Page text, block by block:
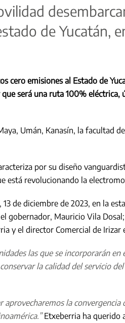
de Yucatán,
emisiones al Estado de
será una ruta 100%
Umán, Kanasín, la facultad
por su diseño
está revolucionando la
de diciembre de 2023, en la
gobernador, Mauricio Vila
y el director Comercial de
las que se incorporarán
la calidad del servicio
aprovecharemos la
Etxeberria ha querido